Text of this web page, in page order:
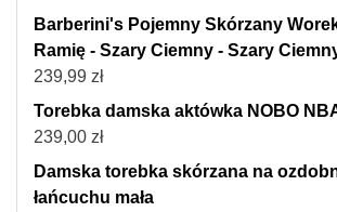
Barberini's Pojemny Skórzany
Ramię - Szary Ciemny - Szary
239,99 zł
Torebka damska aktówka NOBO
239,00 zł
Damska torebka skórzana na
łańcuchu mała